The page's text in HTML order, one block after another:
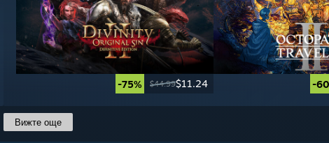
-75% $44.99$11.24 -
Вижте още